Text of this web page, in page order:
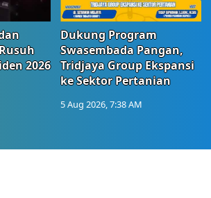
2026
Dukung Program
Swasembada Pangan,
Tridjaya Group Ekspansi
ke Sektor Pertanian
5 Aug 2026, 7:38 AM